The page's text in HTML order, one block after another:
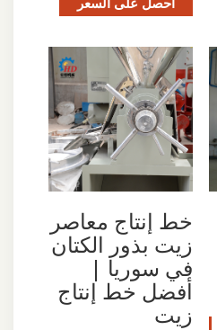
خط إنتاج معاصر
زيت بذور الكتان
في سوريا |
أفضل خط إنتاج
زيت